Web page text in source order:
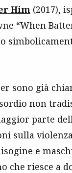
Him (2017),
“When
sono già
non
parte
sulla
e
che riesce a